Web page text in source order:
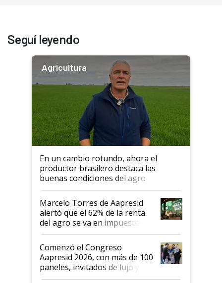
Seguí leyendo
Agricultura
En un cambio rotundo, ahora el
productor brasilero destaca las
buenas condiciones del agro
argentino para invertir: "Los veo
más motivados"
Marcelo Torres de Aapresid
alertó que el 62% de la renta
del agro se va en impuestos:
"No es bueno que en
Argentina se sigan discutiendo
las mismas cosas de hace 50
años"
Comenzó el Congreso
Aapresid 2026, con más de 100
paneles, invitados de lujo y
todas las tendencias